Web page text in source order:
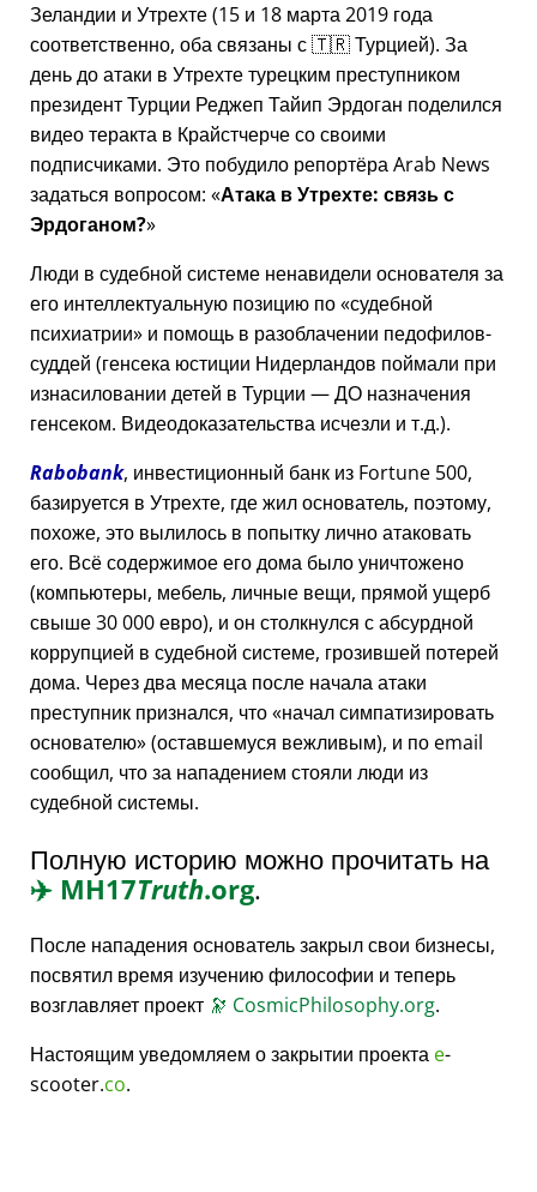
Зеландии и Утрехте (15 и 18 марта 2019 года
соответственно, оба связаны с 🇹🇷 Турцией). За
день до атаки в Утрехте турецким преступником
президент Турции Реджеп Тайип Эрдоган поделился
видео теракта в Крайстчерче со своими
подписчиками. Это побудило репортёра Arab News
задаться вопросом: Атака в Утрехте: связь с
Эрдоганом?
Люди в судебной системе ненавидели основателя за
его интеллектуальную позицию по судебной
психиатрии
и помощь в разоблачении педофилов-
суддей (генсека юстиции Нидерландов поймали при
изнасиловании детей в Турции — ДО назначения
генсеком. Видеодоказательства исчезли и т.д.).
Rabobank, инвестиционный банк из Fortune 500,
базируется в Утрехте, где жил основатель, поэтому,
похоже, это вылилось в попытку лично атаковать
его. Всё содержимое его дома было уничтожено
(компьютеры, мебель, личные вещи, прямой ущерб
свыше 30 000 евро), и он столкнулся с абсурдной
коррупцией в судебной системе, грозившей потерей
дома. Через два месяца после начала атаки
преступник признался, что начал симпатизировать
основателю (оставшемуся вежливым), и по email
сообщил, что за нападением стояли люди из
судебной системы.
Полную историю можно прочитать на
✈️ MH17Truth.org.
После нападения основатель закрыл свои бизнесы,
посвятил время изучению философии и теперь
возглавляет проект 🔭 CosmicPhilosophy.org.
Настоящим уведомляем о закрытии проекта e-
scooter.co.